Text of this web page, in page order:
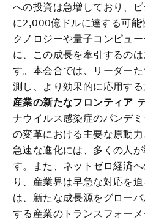
への投資は急増しており、
に2,000億ドルに達する可能
クノロジーや量子コンピュ
に、この成長を牽引するの
す。本会合では、リーダー
測し、より効果的に応用する
産業の新たなフロンティア-
ナウイルス感染症のパンデ
の変革における主要な原動
急速な進化には、多くの人
す。また、ネットゼロ経済
り、産業界は早急な対応を
は、新たな成長源をグロー
する産業のトランスフォー